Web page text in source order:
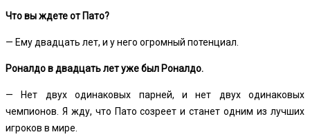
Что вы ждете от Пато?
— Ему двадцать лет, и у него огромный потенциал.
Роналдо в двадцать лет уже был Роналдо.
— Нет двух одинаковых парней, и нет двух одинаковых
чемпионов. Я жду, что Пато созреет и станет одним из лучших
игроков в мире.